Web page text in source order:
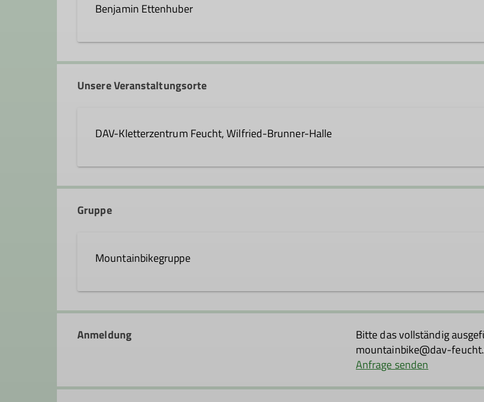
Benjamin Ettenhuber
Trainer*in C MTB Fahrtechnik
Leitung
Unsere Veranstaltungsorte
DAV-Kletterzentrum Feucht, Wilfried-Brunner-Halle
Gruppe
Mountainbikegruppe
spontan entschieden, wo es hingehen soll. Am Schluss darf die Einkehr in einen
Im Winter fahren wir jedes zweite Wochenende abwechselnd samstags/
Anmeldung
Bitte das vollständig
mountainbike@dav-
Anfrage senden